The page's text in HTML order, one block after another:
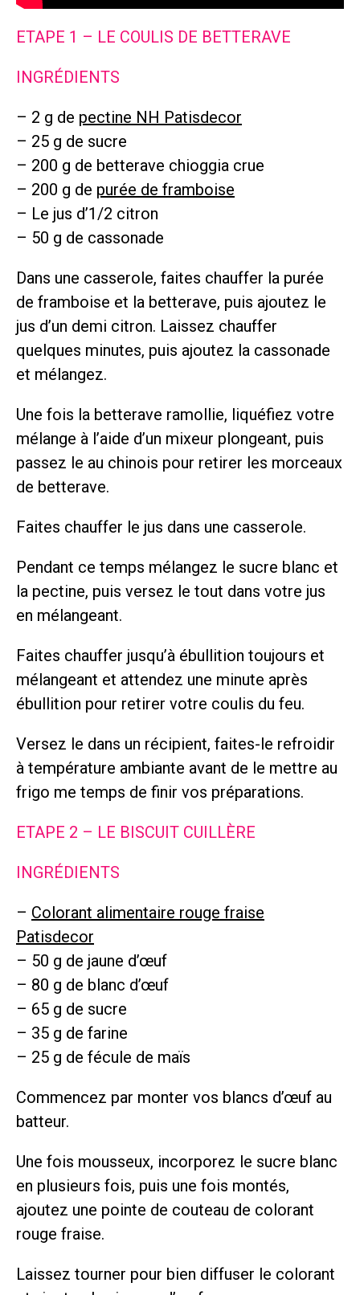
ETAPE 1 – LE COULIS DE BETTERAVE
INGRÉDIENTS
– 2 g de pectine NH Patisdecor
– 25 g de sucre
– 200 g de betterave chioggia crue
– 200 g de purée de framboise
– Le jus d’1/2 citron
– 50 g de cassonade
Dans une casserole, faites chauffer la purée
de framboise et la betterave, puis ajoutez le
jus d’un demi citron. Laissez chauffer
quelques minutes, puis ajoutez la cassonade
et mélangez.
Une fois la betterave ramollie, liquéfiez votre
mélange à l’aide d’un mixeur plongeant, puis
passez le au chinois pour retirer les morceaux
de betterave.
Faites chauffer le jus dans une casserole.
Pendant ce temps mélangez le sucre blanc et
la pectine, puis versez le tout dans votre jus
en mélangeant.
Faites chauffer jusqu’à ébullition toujours et
mélangeant et attendez une minute après
ébullition pour retirer votre coulis du feu.
Versez le dans un récipient, faites-le refroidir
à température ambiante avant de le mettre au
frigo me temps de finir vos préparations.
ETAPE 2 – LE BISCUIT CUILLÈRE
INGRÉDIENTS
– Colorant alimentaire rouge fraise
Patisdecor
– 50 g de jaune d’œuf
– 80 g de blanc d’œuf
– 65 g de sucre
– 35 g de farine
– 25 g de fécule de maïs
Commencez par monter vos blancs d’œuf au
batteur.
Une fois mousseux, incorporez le sucre blanc
en plusieurs fois, puis une fois montés,
ajoutez une pointe de couteau de colorant
rouge fraise.
Laissez tourner pour bien diffuser le colorant